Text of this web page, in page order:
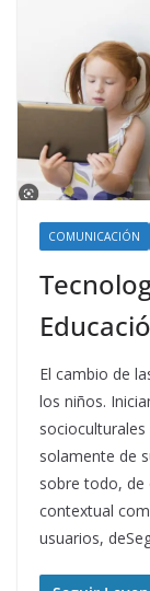
COMUNICACIÓN
El cambio de
los niños.
solamente de
sobre todo, de
contextual
usuarios,